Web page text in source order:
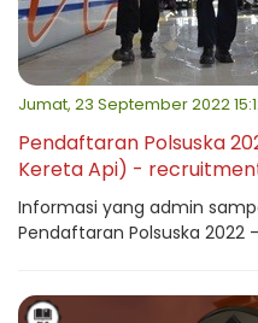
Jumat, 23 September 2022
Pendaftaran Polsuska
Kereta Api) -
Informasi yang admin
Pendaftaran Polsuska 2022